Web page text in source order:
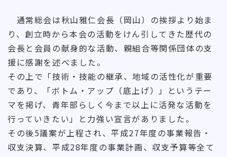
通常総会は秋山雅仁会長（岡山）の挨拶より始ま
り、創立時から本会の活動をけん引してきた歴代の
会長と会員の献身的な活動、親組合等関係団体の支
援に感謝を述べました。
その上で「技術・技能の継承、地域の活性化が重要
であり、「ボトム・アップ（底上げ）」というテー
マを掲げ、青年部らしく今まで以上に活発な活動を
行っていきたい」と力強い宣言がありました。
その後5議案が上程され、平成27年度の事業報告・
収支決算、平成28年度の事業計画、収支予算等全て